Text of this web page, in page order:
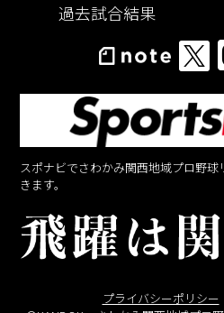
過去試合結果
スポナビでさわかみ関西地域プロ野
きます。
プライバシーポリシー